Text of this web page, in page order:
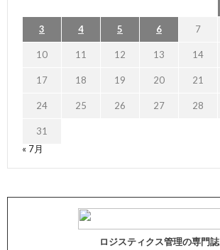
3 4 5 6 7
10 11 12 13 14
17 18 19 20 21
24 25 26 27 28
31
« 7月
ロジスティクス管理の専門誌